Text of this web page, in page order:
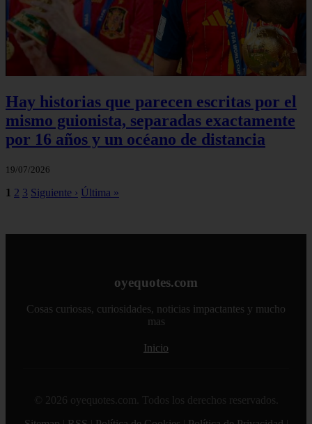
Hay historias que parecen escritas por el
mismo guionista, separadas exactamente
por 16 años y un océano de distancia
19/07/2026
1 2 3 Siguiente › Última »
oyequotes.com
Cosas curiosas, curiosidades, noticias impactantes y mucho
mas
Inicio
© 2026 oyequotes.com. Todos los derechos reservados.